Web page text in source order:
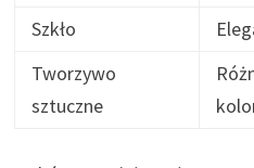
Szkło
Tworzywo
sztuczne